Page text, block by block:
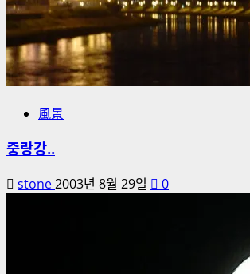
風景
중랑강..
stone2003년 8월 29일 0